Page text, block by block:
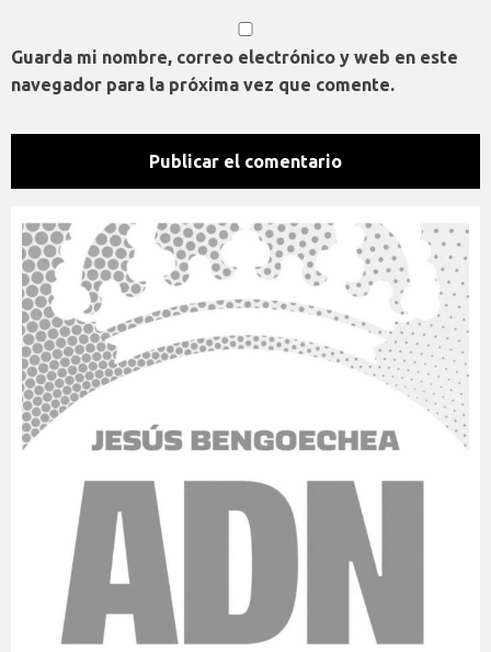
Guarda mi nombre, correo electrónico y web en este
navegador para la próxima vez que comente.